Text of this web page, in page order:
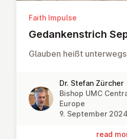
Faith Impulse
Gedanken­strich
Glauben heißt
Dr. Stefan Zürcher
Bishop UMC
Europe
9. September 2024
read